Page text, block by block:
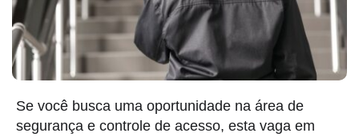
Se você busca uma oportunidade na área de
segurança e controle de acesso, esta vaga em